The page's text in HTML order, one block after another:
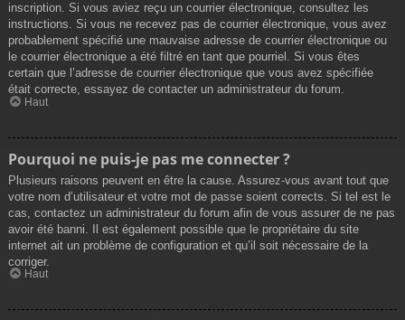
inscription. Si vous aviez reçu un courrier électronique, consultez les
instructions. Si vous ne recevez pas de courrier électronique, vous avez
probablement spécifié une mauvaise adresse de courrier électronique ou
le courrier électronique a été filtré en tant que pourriel. Si vous êtes
certain que l’adresse de courrier électronique que vous avez spécifiée
était correcte, essayez de contacter un administrateur du forum.
Haut
Pourquoi ne puis-je pas me connecter ?
Plusieurs raisons peuvent en être la cause. Assurez-vous avant tout que
votre nom d’utilisateur et votre mot de passe soient corrects. Si tel est le
cas, contactez un administrateur du forum afin de vous assurer de ne pas
avoir été banni. Il est également possible que le propriétaire du site
internet ait un problème de configuration et qu’il soit nécessaire de la
corriger.
Haut